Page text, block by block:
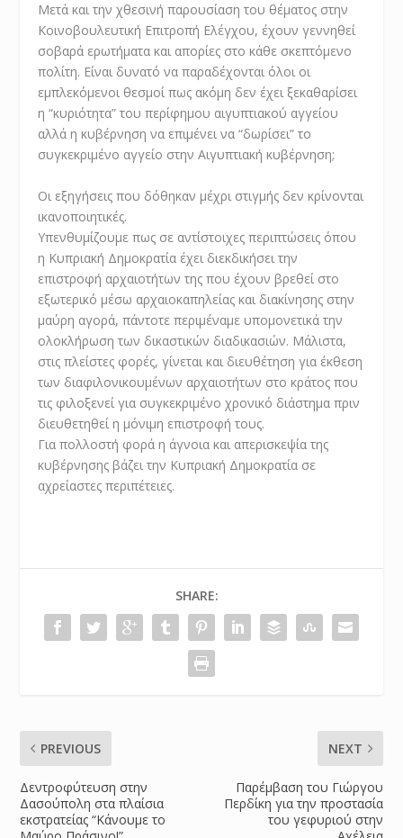
Μετά και την χθεσινή παρουσίαση του θέματος στην
Κοινοβουλευτική Επιτροπή Ελέγχου, έχουν γεννηθεί
σοβαρά ερωτήματα και απορίες στο κάθε σκεπτόμενο
πολίτη. Είναι δυνατό να παραδέχονται όλοι οι
εμπλεκόμενοι θεσμοί πως ακόμη δεν έχει ξεκαθαρίσει
η “κυριότητα” του περίφημου αιγυπτιακού αγγείου
αλλά η κυβέρνηση να επιμένει να “δωρίσει” το
συγκεκριμένο αγγείο στην Αιγυπτιακή κυβέρνηση;
Οι εξηγήσεις που δόθηκαν μέχρι στιγμής δεν κρίνονται
ικανοποιητικές.
Υπενθυμίζουμε πως σε αντίστοιχες περιπτώσεις όπου
η Κυπριακή Δημοκρατία έχει διεκδικήσει την
επιστροφή αρχαιοτήτων της που έχουν βρεθεί στο
εξωτερικό μέσω αρχαιοκαπηλείας και διακίνησης στην
μαύρη αγορά, πάντοτε περιμέναμε υπομονετικά την
ολοκλήρωση των δικαστικών διαδικασιών. Μάλιστα,
στις πλείστες φορές, γίνεται και διευθέτηση για έκθεση
των διαφιλονικουμένων αρχαιοτήτων στο κράτος που
τις φιλοξενεί για συγκεκριμένο χρονικό διάστημα πριν
διευθετηθεί η μόνιμη επιστροφή τους.
Για πολλοστή φορά η άγνοια και απερισκεψία της
κυβέρνησης βάζει την Κυπριακή Δημοκρατία σε
αχρείαστες περιπέτειες.
SHARE:
PREVIOUS
Δεντροφύτευση στην
Δασούπολη στα πλαίσια
εκστρατείας “Κάνουμε το
NEXT
Παρέμβαση του Γιώργου
Περδίκη για την προστασία
του γεφυριού στην